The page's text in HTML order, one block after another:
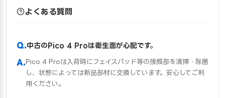
よくある質問
中古のPico 4 Proは衛生面が心配です。
Pico 4 Proは入荷時にフェイスパッド等の接顔部を清掃・除菌
し、状態によっては新品部材に交換しています。安心してご利
用ください。